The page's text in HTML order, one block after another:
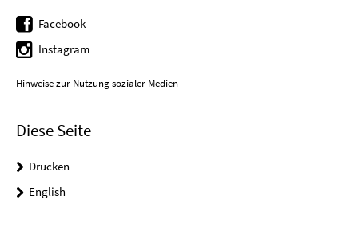
Facebook
Instagram
Hinweise zur Nutzung sozialer Medien
Diese Seite
Drucken
English